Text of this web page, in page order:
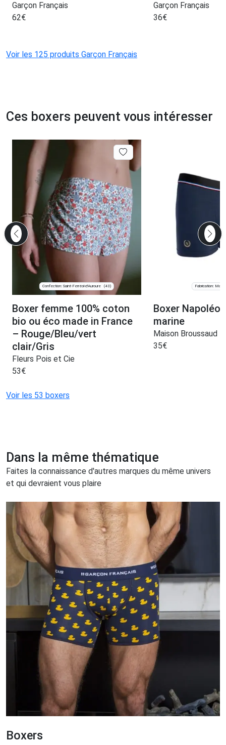
Garçon Français
62€
Garçon Français
36€
Voir les 125 produits Garçon Français
Ces boxers peuvent vous intéresser
Confection: Saint-Ferréol-d'Auroure (43)
Boxer femme 100% coton
bio ou éco made in France
– Rouge/Bleu/vert
clair/Gris
Fleurs Pois et Cie
53€
Fabrication:
Boxer
marine
Maison Broussaud
35€
Voir les 53 boxers
Dans la même thématique
Faites la connaissance d'autres marques du même univers
et qui devraient vous plaire
Boxers